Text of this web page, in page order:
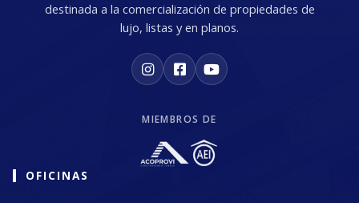
destinada a la comercialización de propiedades de
lujo, listas y en planos.
MIEMBROS DE
OFICINAS